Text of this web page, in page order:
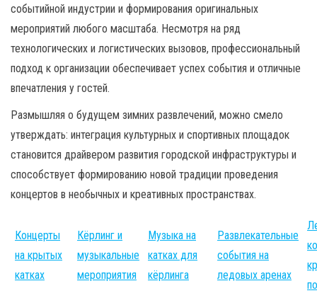
событийной индустрии и формирования оригинальных
мероприятий любого масштаба. Несмотря на ряд
технологических и логистических вызовов, профессиональный
подход к организации обеспечивает успех события и отличные
впечатления у гостей.
Размышляя о будущем зимних развлечений, можно смело
утверждать: интеграция культурных и спортивных площадок
становится драйвером развития городской инфраструктуры и
способствует формированию новой традиции проведения
концертов в необычных и креативных пространствах.
Концерты
на крытых
катках
Кёрлинг и
музыкальные
мероприятия
Музыка на
катках для
кёрлинга
Развлекательные
события на
ледовых аренах